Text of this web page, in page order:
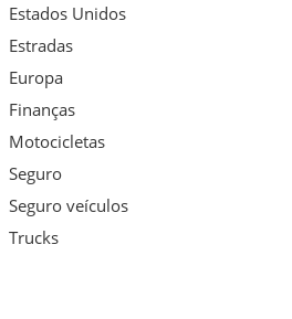
Estados Unidos
Estradas
Europa
Finanças
Motocicletas
Seguro
Seguro veículos
Trucks